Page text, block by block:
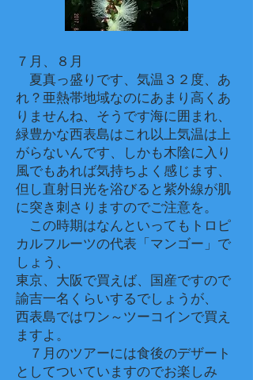
７月、８月
夏真っ盛りです、気温３２度、あ
れ？亜熱帯地域なのにあまり高くあ
りませんね、そうです海に囲まれ、
緑豊かな西表島はこれ以上気温は上
がらないんです、しかも木陰に入り
風でもあれば気持ちよく感じます、
但し直射日光を浴びると紫外線が肌
に突き刺さりますのでご注意を。
この時期はなんといってもトロピ
カルフルーツの代表「マンゴー」で
しょう、
東京、大阪で買えば、国産ですので
諭吉一名くらいするでしょうが、
西表島ではワン～ツーコインで買え
ますよ。
７月のツアーには食後のデザート
としてついていますのでお楽しみ